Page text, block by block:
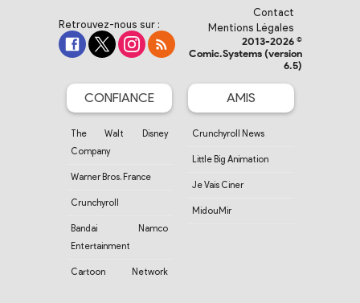
Retrouvez-nous sur :
Contact
Mentions Légales
2013-2026 ©
Comic.Systems (version
6.5)
CONFIANCE
The Walt Disney
Company
Warner Bros. France
Crunchyroll
Bandai Namco
Entertainment
Cartoon Network
AMIS
Crunchyroll News
Little Big Animation
Je Vais Ciner
MidouMir